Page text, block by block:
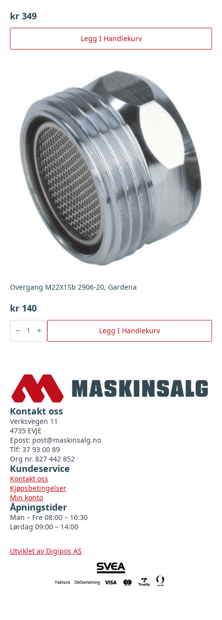
kr 349
Legg I Handlekurv
Overgang M22X1Sb 2906-20, Gardena
kr 140
Overgang
M22X1Sb
2906-
20,
Legg I Handlekurv
Kontakt oss
Verksvegen 11
4735 EVJE
Epost: post@maskinsalg.no
Tlf: 37 93 00 89
Org nr. 827 442 852
Kundeservice
Kontakt oss
Kjøpsbetingelser
Min konto
Åpningstider
Man – Fre 08:00 – 16:30
Lørdag 09:00 – 14:00
Utviklet av Digipos AS